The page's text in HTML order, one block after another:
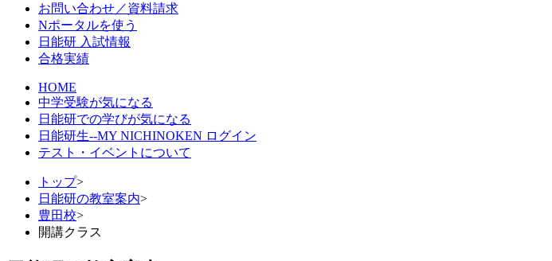
お問い合わせ／資料請求
Nポータルを使う
日能研 入試情報
合格実績
HOME
中学受験が気になる
日能研での学びが気になる
日能研生--MY NICHINOKEN ログイン
テスト・イベントについて
トップ>
日能研の教室案内>
豊田校>
開講クラス